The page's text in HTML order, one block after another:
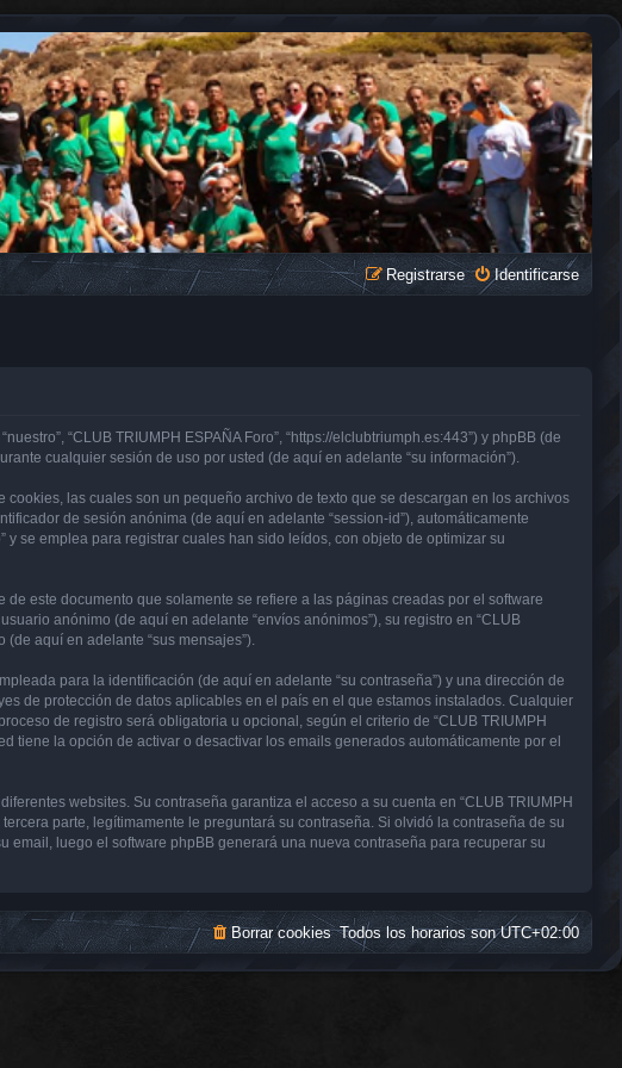
Identificarse
Registrarse
“CLUB TRIUMPH ESPAÑA Foro”, “https://elclubtriumph.es:443”) y phpBB (de
cualquier sesión de uso por usted (de aquí en adelante “su información”).
las cuales son un pequeño archivo de texto que se descargan en los archivos
de sesión anónima (de aquí en adelante “session-id”), automáticamente
se emplea para registrar cuales han sido leídos, con objeto de optimizar su
este documento que solamente se refiere a las páginas creadas por el software
anónimo (de aquí en adelante “envíos anónimos”), su registro en “CLUB
aquí en adelante “sus mensajes”).
para la identificación (de aquí en adelante “su contraseña”) y una dirección de
de protección de datos aplicables en el país en el que estamos instalados. Cualquier
de registro será obligatoria u opcional, según el criterio de “CLUB TRIUMPH
tiene la opción de activar o desactivar los emails generados automáticamente por el
websites. Su contraseña garantiza el acceso a su cuenta en “CLUB TRIUMPH
parte, legítimamente le preguntará su contraseña. Si olvidó la contraseña de su
email, luego el software phpBB generará una nueva contraseña para recuperar su
Todos los horarios sonUTC+02:00
Borrar cookies